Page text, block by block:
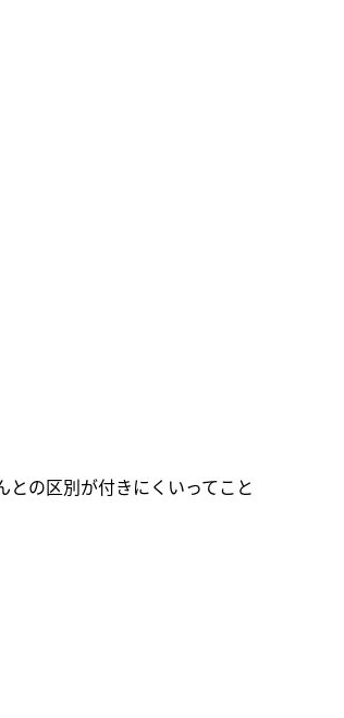
の区別が付きにくいってこと